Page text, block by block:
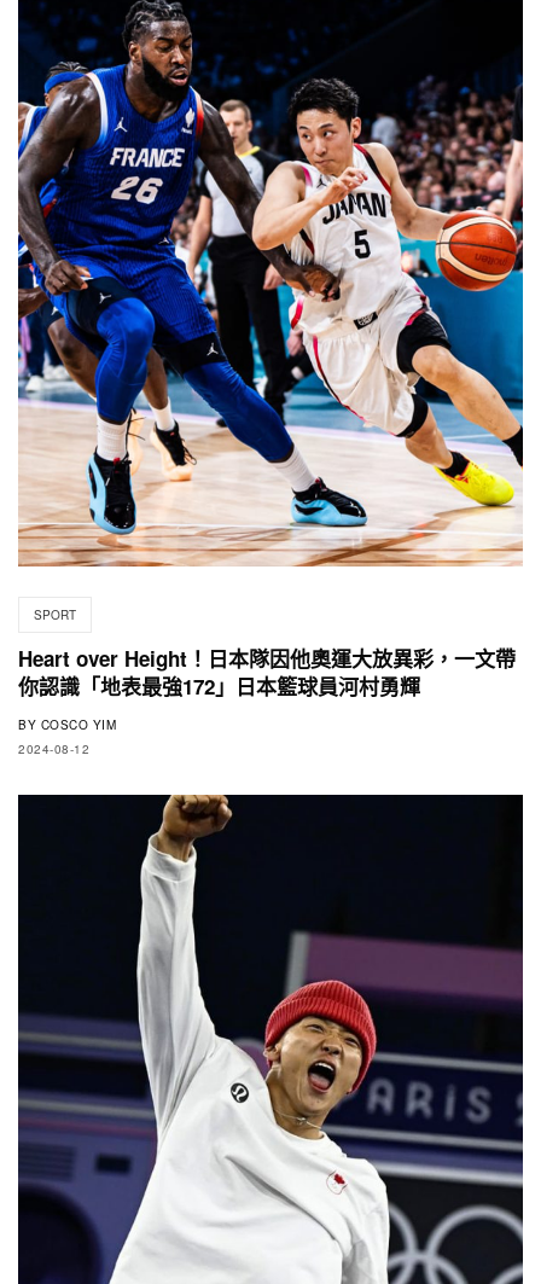
SPORT
Heart over Height！日本隊因他奧運大放異彩，一文帶
你認識「地表最強172」日本籃球員河村勇輝
BY COSCO YIM
2024-08-12